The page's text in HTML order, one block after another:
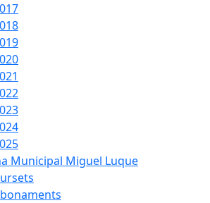
Municipal Miguel Luque